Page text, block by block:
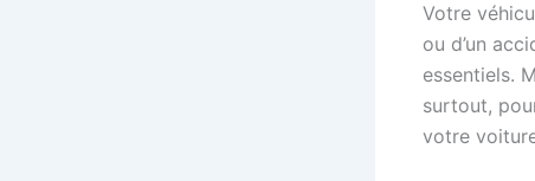
Votre
ou d’un
essentiels.
surtout,
votre